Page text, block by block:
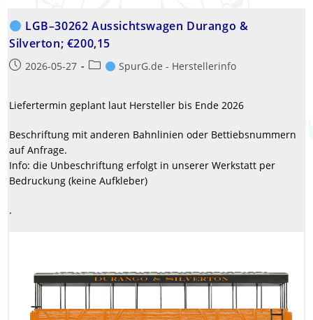
LGB–30262 Aussichtswagen Durango &
Silverton; €200,15
Beitrag2026-05-27
Beitrags-SpurG.de - Herstellerinfo
Liefertermin geplant laut Hersteller bis Ende 2026
Beschriftung mit anderen Bahnlinien oder Bettiebsnummern
auf Anfrage.
Info: die Unbeschriftung erfolgt in unserer Werkstatt per
Bedruckung (keine Aufkleber)
.